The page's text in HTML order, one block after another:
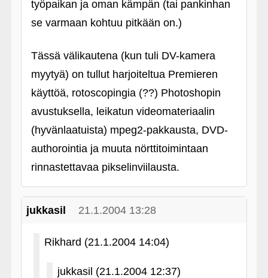
työpaikan ja oman kämpän (tai pankinhan
se varmaan kohtuu pitkään on.)
Tässä välikautena (kun tuli DV-kamera
myytyä) on tullut harjoiteltua Premieren
käyttöä, rotoscopingia (??) Photoshopin
avustuksella, leikatun videomateriaalin
(hyvänlaatuista) mpeg2-pakkausta, DVD-
authorointia ja muuta nörttitoimintaan
rinnastettavaa pikselinviilausta.
jukkasil 21.1.2004 13:28
Rikhard (21.1.2004 14:04)
jukkasil (21.1.2004 12:37)